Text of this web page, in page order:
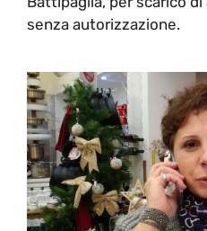
senza autorizzazione.